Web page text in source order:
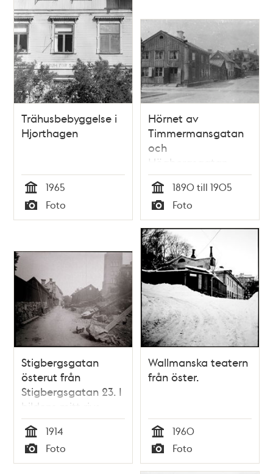
Trähusbebyggelse i
Hjorthagen
Tid
1965
Typ
Foto
Hörnet av
Timmermansgatan
och
Högbergsgatan,
med äldre
trähusbebyggelse
Tid
1890 till 1905
Typ
Foto
Stigbergsgatan
österut från
Stigbergsgatan 23. I
bildens mitt rivs
äldre
trähusbebyggelse
och till höger syns
Navigationsskolan.
Tid
1914
Typ
Foto
Wallmanska teatern
från öster.
Tid
1960
Typ
Foto